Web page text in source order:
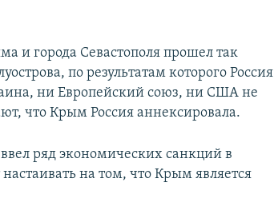
и города Севастополя прошел так
по результатам которого Россия
ни Европейский союз, ни США не
что Крым Россия аннексировала.
ряд экономических санкций в
на том, что Крым является